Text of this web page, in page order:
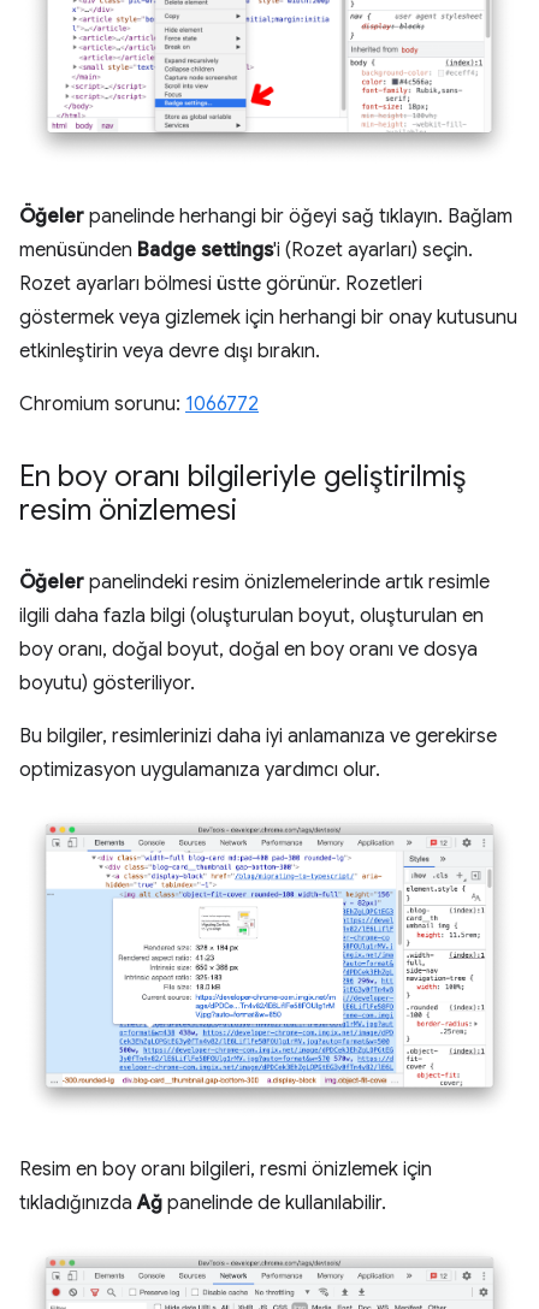
Öğeler panelinde herhangi bir öğeyi sağ tıklayın. Bağlam
menüsünden Badge settings'i (Rozet ayarları) seçin.
Rozet ayarları bölmesi üstte görünür. Rozetleri
göstermek veya gizlemek için herhangi bir onay kutusunu
etkinleştirin veya devre dışı bırakın.
Chromium sorunu: 1066772
En boy oranı bilgileriyle geliştirilmiş
resim önizlemesi
Öğeler panelindeki resim önizlemelerinde artık resimle
ilgili daha fazla bilgi (oluşturulan boyut, oluşturulan en
boy oranı, doğal boyut, doğal en boy oranı ve dosya
boyutu) gösteriliyor.
Bu bilgiler, resimlerinizi daha iyi anlamanıza ve gerekirse
optimizasyon uygulamanıza yardımcı olur.
Resim en boy oranı bilgileri, resmi önizlemek için
tıkladığınızdaAğ panelinde de kullanılabilir.